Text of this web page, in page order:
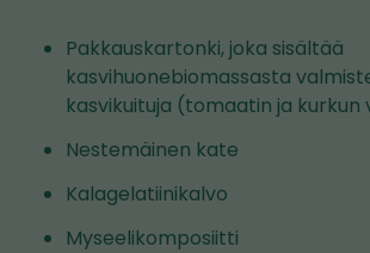
Pakkauskartonki, joka sisältää
kasvihuonebiomassasta
kasvikuituja (tomaatin ja
Nestemäinen kate
Kalagelatiinikalvo
Myseelikomposiitti